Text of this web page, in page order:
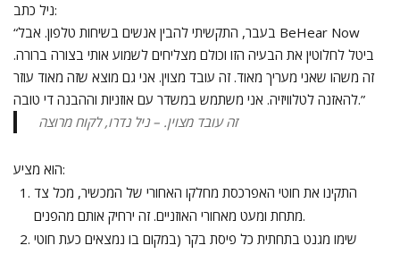
ניל כתב:
“בעבר, התקשיתי להבין אנשים בשיחות טלפון. אבל BeHear Now
ביטל לחלוטין את הבעיה הזו וכולם מצליחים לשמוע אותי בצורה ברורה.
זה משהו שאני מעריך מאוד. זה עובד מצוין. אני גם מוצא שזה מאוד עוזר
להאזנה לטלוויזיה. אני משתמש במשדר עם אוזניות וההבנה די טובה.”
זה עובד מצוין. – ניל נדרו, לקוח מרוצה
הוא מציע:
התקינו את חוטי האפרכסת מחלקו האחורי של המכשיר, מכל צד
מתחת ומעט מאחורי האוזניים. זה ירחיק אותם מהפנים.
שימו מגנט בתחתית כל פיסת בקר (במקום בו נמצאים כעת חוטי